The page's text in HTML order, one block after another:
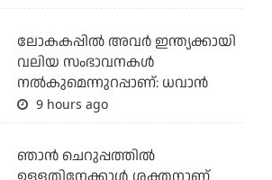
ലോകകപ്പിൽ അവര്‍ ഇന്ത്യക്കായി
വലിയ സംഭാവനകള്‍
നല്‍കുമെന്നുറപ്പാണ്: ധവാന്‍
9 hours ago
ഞാന്‍ ചെറുപ്പത്തില്‍